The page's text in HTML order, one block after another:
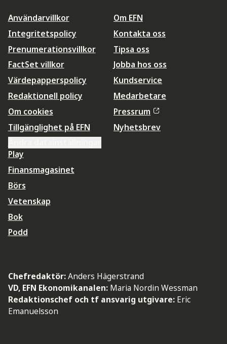
Användarvillkor
Integritetspolicy
Prenumerationsvillkor
FactSet villkor
Värdepapperspolicy
Redaktionell policy
Om cookies
Tillgänglighet på EFN
Om EFN
Kontakta oss
Tipsa oss
Jobba hos oss
Kundservice
Medarbetare
Pressrum
Nyhetsbrev
Play
Finansmagasinet
Börs
Vetenskap
Bok
Podd
Chefredaktör:Anders Hägerstrand
VD, EFN Ekonomikanalen: Maria Nordin Wessman
Redaktionschef och tf ansvarig utgivare: Eric
Emanuelsson